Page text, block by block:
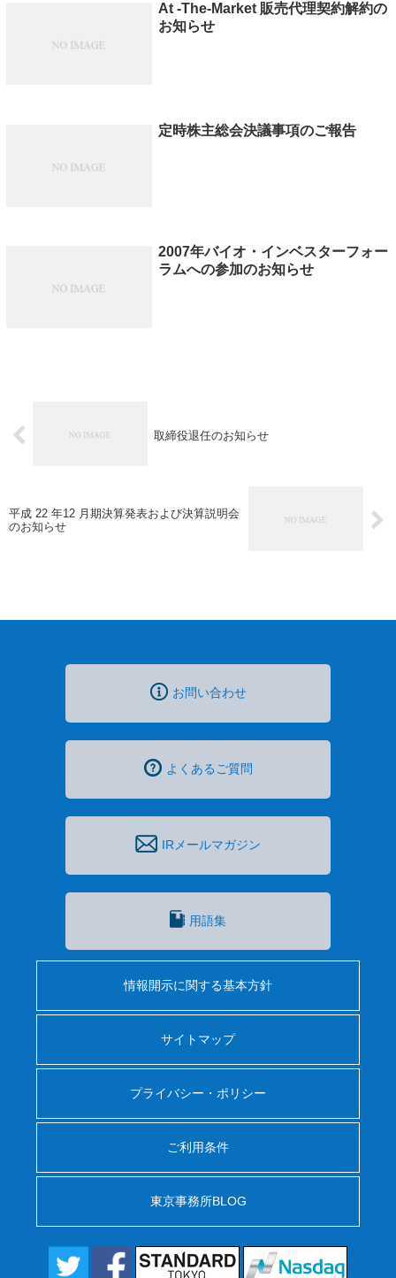
At -The-Market 販売代理契約解約の
お知らせ
定時株主総会決議事項のご報告
2007年バイオ・インベスターフォー
ラムへの参加のお知らせ
取締役退任のお知らせ
平成 22 年12 月期決算発表および決算説明会
のお知らせ
お問い合わせ
よくあるご質問
IRメールマガジン
用語集
情報開示に関する基本方針
サイトマップ
プライバシー・ポリシー
ご利用条件
東京事務所BLOG